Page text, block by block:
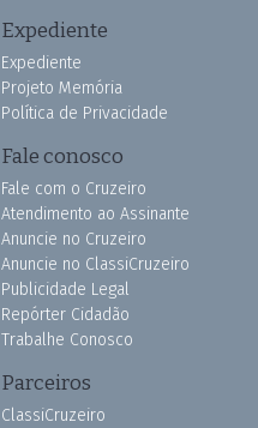
Expediente
Expediente
Projeto Memória
Política de Privacidade
Fale conosco
Fale com o Cruzeiro
Atendimento ao Assinante
Anuncie no Cruzeiro
Anuncie no ClassiCruzeiro
Publicidade Legal
Repórter Cidadão
Trabalhe Conosco
Parceiros
ClassiCruzeiro